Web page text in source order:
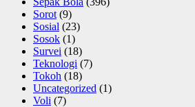
Sorot (9)
Sosial (23)
Sosok (1)
Survei (18)
Teknologi (7)
Tokoh (18)
Uncategorized (1)
Voli (7)